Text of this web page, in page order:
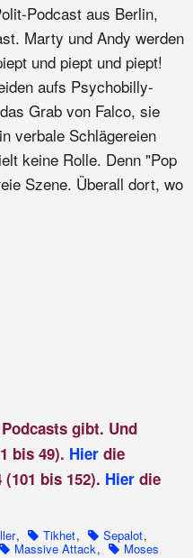
Podcast aus Berlin,
Marty und Andy werden
und piept und piept!
aufs Psychobilly-
Grab von Falco, sie
verbale Schlägereien
keine Rolle. Denn "Pop
Szene. Überall dort, wo
gibt. Und
bis 49). Hier die
bis 152). Hier die
, Tikhet, Sepalot,
Massive Attack, Moses